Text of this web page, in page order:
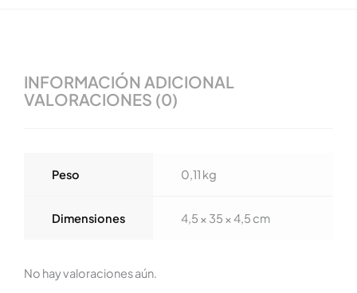
INFORMACIÓN ADICIONAL
VALORACIONES (0)
Peso 0,11 kg
Dimensiones 4,5 × 35 × 4,5 cm
No hay valoraciones aún.